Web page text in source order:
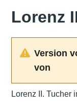
Lorenz
Version
von
Lorenz II. Tucher